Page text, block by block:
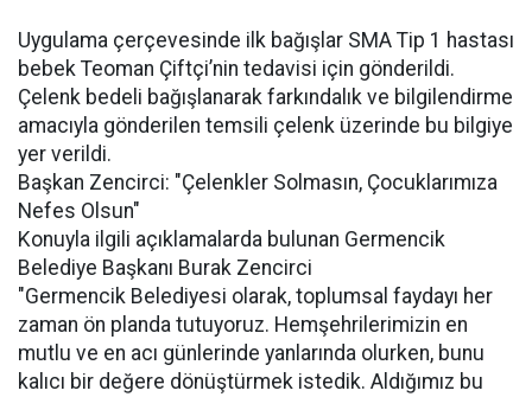
Uygulama çerçevesinde ilk bağışlar SMA Tip 1 hastası
bebek Teoman Çiftçi’nin tedavisi için gönderildi.
Çelenk bedeli bağışlanarak farkındalık ve bilgilendirme
amacıyla gönderilen temsili çelenk üzerinde bu bilgiye
yer verildi.
Başkan Zencirci: "Çelenkler Solmasın, Çocuklarımıza
Nefes Olsun"
Konuyla ilgili açıklamalarda bulunan Germencik
Belediye Başkanı Burak Zencirci
"Germencik Belediyesi olarak, toplumsal faydayı her
zaman ön planda tutuyoruz. Hemşehrilerimizin en
mutlu ve en acı günlerinde yanlarında olurken, bunu
kalıcı bir değere dönüştürmek istedik. Aldığımız bu